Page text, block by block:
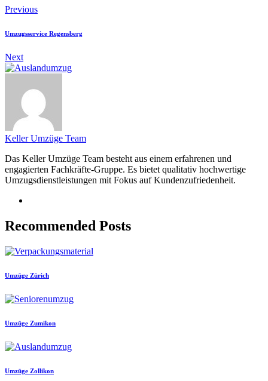
Previous
Umzugsservice Regensberg
Next
Keller Umzüge Team
Das Keller Umzüge Team besteht aus einem erfahrenen und
engagierten Fachkräfte-Gruppe. Es bietet qualitativ hochwertige
Umzugsdienstleistungen mit Fokus auf Kundenzufriedenheit.
Recommended Posts
Umzüge Zürich
Umzüge Zumikon
Umzüge Zollikon